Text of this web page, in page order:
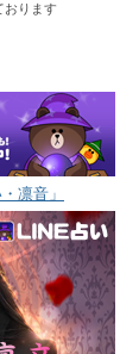
おります
凛音」